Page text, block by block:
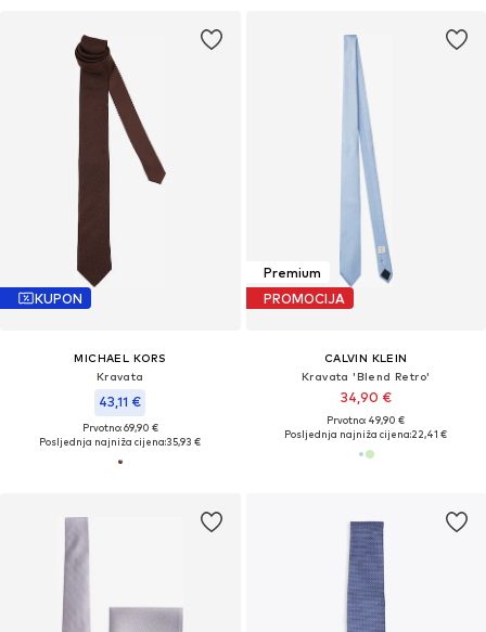
KUPON
MICHAEL KORS
Kravata
43,11 €
Prvotno: 69,90 €
Posljednja najniža cijena:35,93 €
Premium
PROMOCIJA
CALVIN KLEIN
Kravata 'Blend Retro'
34,90 €
Prvotno: 49,90 €
Posljednja najniža cijena:22,41 €